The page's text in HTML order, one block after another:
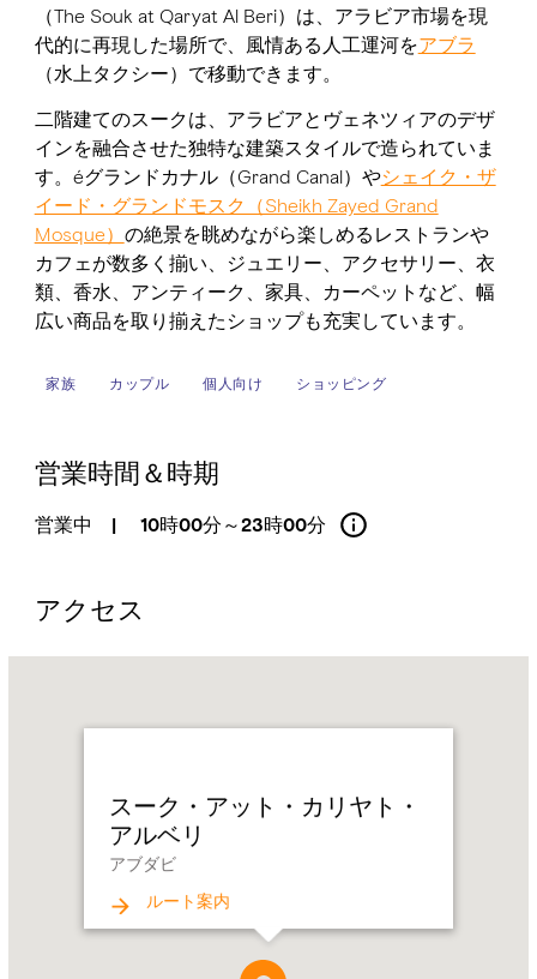
（The Souk at Qaryat Al Beri）は、アラビア市場を現
代的に再現した場所で、風情ある人工運河をアブラ
（水上タクシー）で移動できます。
二階建てのスークは、アラビアとヴェネツィアのデザ
インを融合させた独特な建築スタイルで造られていま
す。éグランドカナル（Grand Canal）やシェイク・ザ
イード・グランドモスク（Sheikh Zayed Grand
Mosque） の絶景を眺めながら楽しめるレストランや
カフェが数多く揃い、ジュエリー、アクセサリー、衣
類、香水、アンティーク、家具、カーペットなど、幅
広い商品を取り揃えたショップも充実しています。
家族 カップル 個人向け ショッピング
営業時間＆時期
営業中 | 10時00分～23時00分
アクセス
スーク・アット・カリヤト・
アルベリ
アブダビ
ルート案内